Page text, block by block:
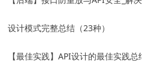
设计模式完整总结（23种）
【最佳实践】API设计的最佳实践总